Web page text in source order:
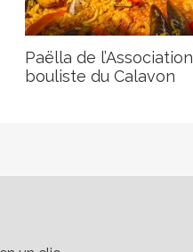
Paëlla de l’Association
bouliste du Calavon